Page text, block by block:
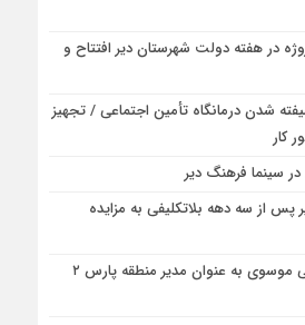
پروژه در هفته دولت شهرستان دیر افتتاح و
شدن درمانگاه تأمین اجتماعی / تجهیز
کار
سینما فرهنگ دیر
پس از سه دهه بلاتکلیفی به مزایده
انتصاب سید محمد علی موسوی به عنوان مدیر منطقه پارس ۲